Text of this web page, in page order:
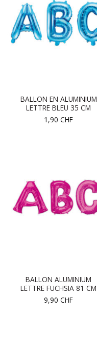
BALLON EN ALUMINIUM
LETTRE BLEU 35 CM
1,90 CHF
BALLON ALUMINIUM
LETTRE FUCHSIA 81 CM
9,90 CHF